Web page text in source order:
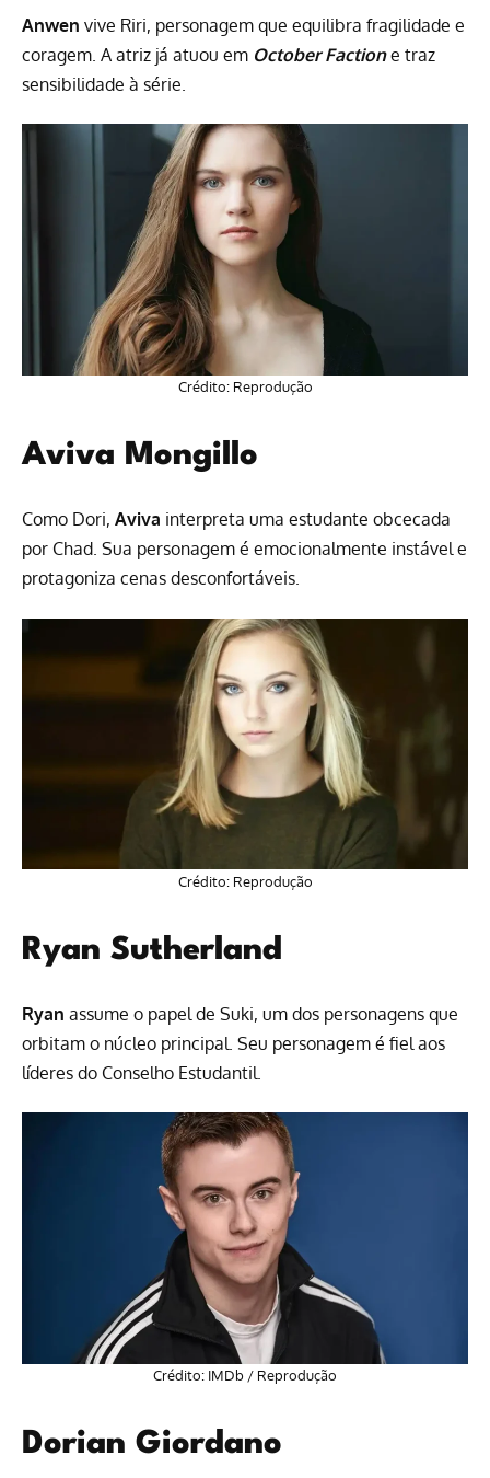
Anwen vive Riri, personagem que equilibra fragilidade e
coragem. A atriz já atuou em October Faction e traz
sensibilidade à série.
Crédito: Reprodução
Aviva Mongillo
Como Dori, Aviva interpreta uma estudante obcecada
por Chad. Sua personagem é emocionalmente instável e
protagoniza cenas desconfortáveis.
Crédito: Reprodução
Ryan Sutherland
Ryan assume o papel de Suki, um dos personagens que
orbitam o núcleo principal. Seu personagem é fiel aos
líderes do Conselho Estudantil.
Crédito: IMDb / Reprodução
Dorian Giordano